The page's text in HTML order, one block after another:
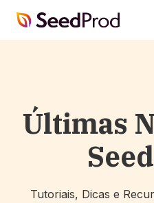
SeedProd
Últimas
Tutoriais, Dicas e